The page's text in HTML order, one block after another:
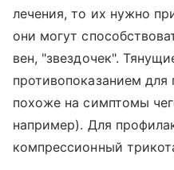
лечения, то их нужно
они могут
вен, "звездочек".
противопоказанием
похоже на симптомы
например). Для
компрессионный